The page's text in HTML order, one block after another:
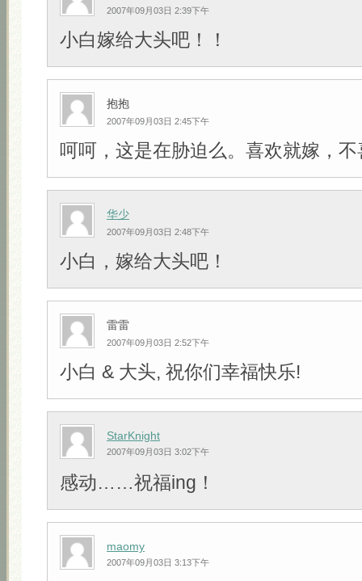
2007年09月03日 2:39下午
小白嫁给大头吧！！
抱抱
2007年09月03日 2:45下午
呵呵，这是在胁迫么。喜欢就嫁，
华少
2007年09月03日 2:48下午
小白，嫁给大头吧！
雷雷
2007年09月03日 2:52下午
小白 & 大头, 祝你们幸福快乐!
StarKnight
2007年09月03日 3:02下午
感动……祝福ing！
maomy
2007年09月03日 3:13下午